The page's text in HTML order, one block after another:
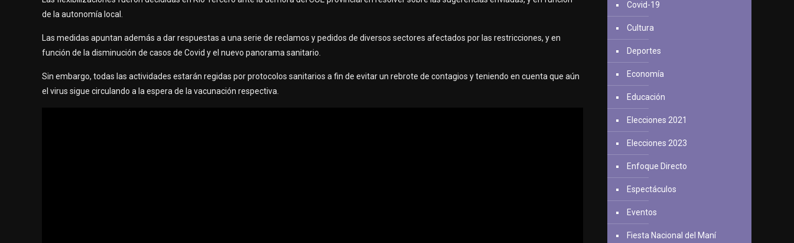
de la autonomía local.
Las medidas apuntan además a dar respuestas a una serie de reclamos y pedidos de diversos sectores afectados por las restricciones, y en
función de la disminución de casos de Covid y el nuevo panorama sanitario.
Sin embargo, todas las actividades estarán regidas por protocolos sanitarios a fin de evitar un rebrote de contagios y teniendo en cuenta que aún
el virus sigue circulando a la espera de la vacunación respectiva.
Covid-19
Cultura
Deportes
Economía
Educación
Elecciones 2021
Elecciones 2023
Enfoque Directo
Espectáculos
Eventos
Fiesta Nacional del Maní